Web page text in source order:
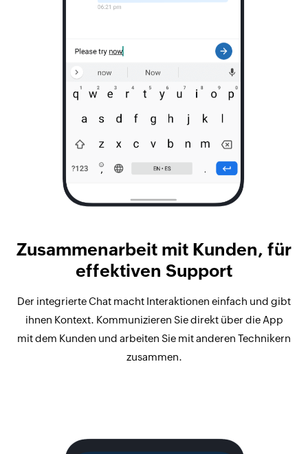
Zusammenarbeit mit Kunden, für
effektiven Support
Der integrierte Chat macht Interaktionen einfach und gibt
ihnen Kontext. Kommunizieren Sie direkt über die App
mit dem Kunden und arbeiten Sie mit anderen Technikern
zusammen.